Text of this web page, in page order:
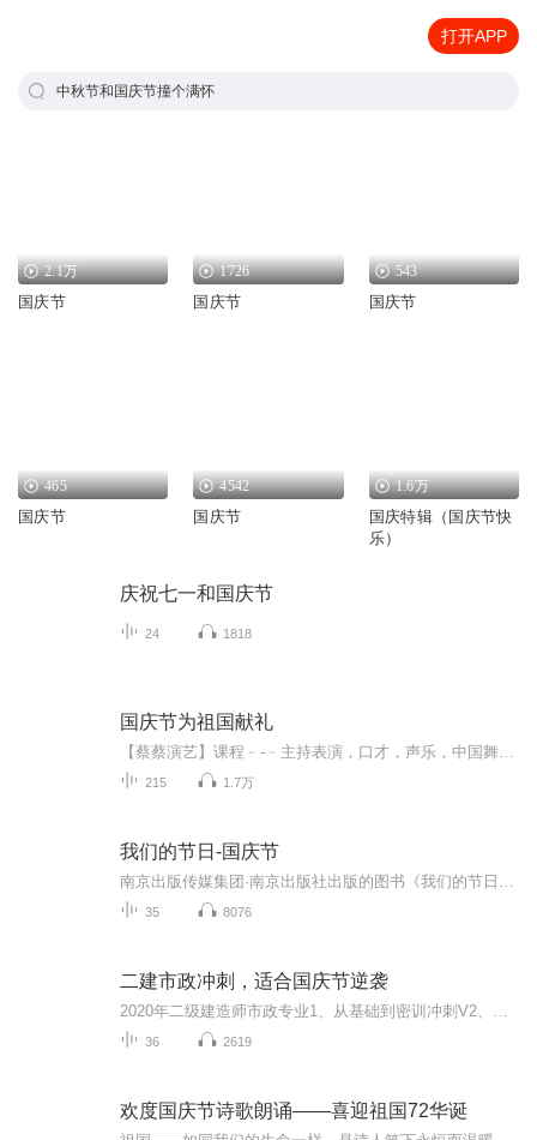
打开APP
中秋节和国庆节撞个满怀
2.1万
国庆节
1726
国庆节
543
国庆节
465
国庆节
4542
国庆节
1.6万
国庆特辑（国庆节快
乐）
庆祝七一和国庆节
24 1818
国庆节为祖国献礼
215 1.7万
我们的节日-国庆节
35 8076
二建市政冲刺，适合国庆节逆袭
36 2619
欢度国庆节诗歌朗诵——喜迎祖国72华诞